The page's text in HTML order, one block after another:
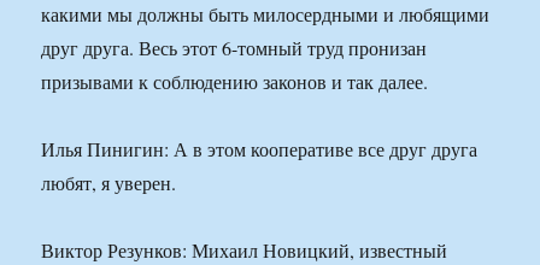
какими мы должны быть милосердными и любящими
друг друга. Весь этот 6-томный труд пронизан
призывами к соблюдению законов и так далее.
Илья Пинигин: А в этом кооперативе все друг друга
любят, я уверен.
Виктор Резунков: Михаил Новицкий, известный